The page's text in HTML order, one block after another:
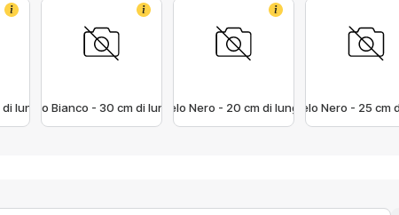
Info
di lunghezza
Info
Bianco - 30 cm di lunghezza
Info
Tenditelo Nero - 20 cm di lunghezza
Tenditelo Nero - 25 cm